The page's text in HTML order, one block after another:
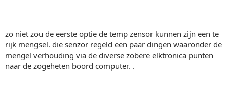
zo niet zou de eerste optie de temp zensor kunnen zijn een te
rijk mengsel. die senzor regeld een paar dingen waaronder de
mengel verhouding via de diverse zobere elktronica punten
naar de zogeheten boord computer. .